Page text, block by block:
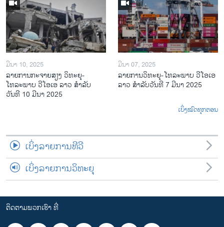
ມີນາ 10, 2025
ລາຍການກະຈາຍສຽງ ວິທະຍຸ-
ໂທລະພາບ ວີໂອເອ ລາວ ສຳລັບ
ວັນທີ 10 ມີນາ 2025
ມີນາ 07, 2025
ລາຍການ​ວິ​ທະ​ຍ​ຸ-ໂທ​ລະ​ພາບ ວີໂອເອ
ລາວ ສຳ​ລັບ​ວັນ​ທີ 7 ມີ​ນາ 2025
ເບິ່ງໝົດທຸກຕອນ
ເບິ່ງລາຍການທີວີ
ເບິ່ງລາຍການວິທະຍຸ
ຕິດຕາມພວກເຮົາ ທີ່